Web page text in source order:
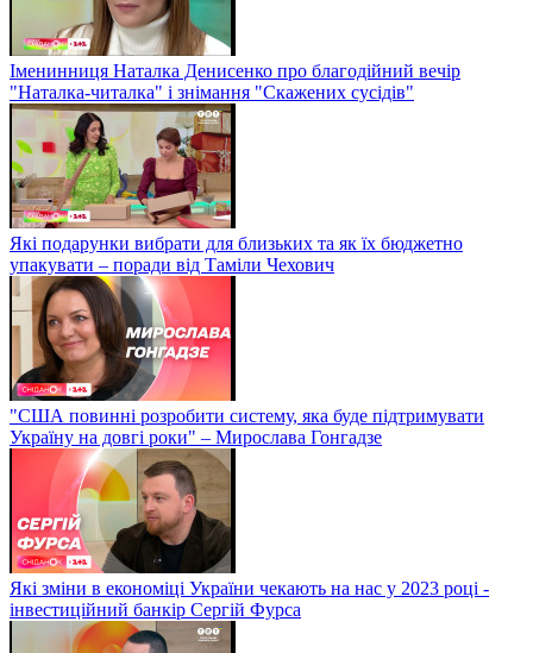
Іменинниця Наталка Денисенко про благодійний вечір
"Наталка-читалка" і знімання "Скажених сусідів"
Які подарунки вибрати для близьких та як їх бюджетно
упакувати – поради від Таміли Чехович
"США повинні розробити систему, яка буде підтримувати
Україну на довгі роки" – Мирослава Гонгадзе
Які зміни в економіці України чекають на нас у 2023 році -
інвестиційний банкір Сергій Фурса